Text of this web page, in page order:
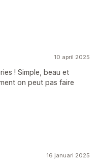
10 april 2025
! Simple, beau et
on peut pas faire
16 januari 2025